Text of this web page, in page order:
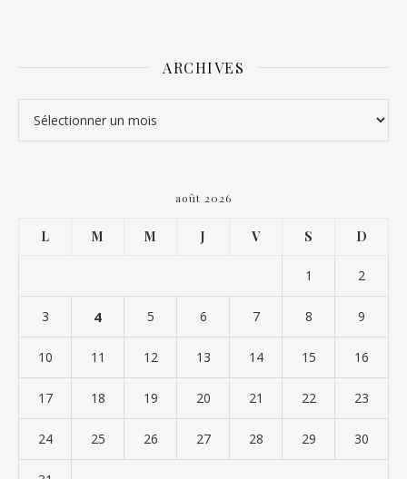
ARCHIVES
août 2026
L M M J V S D
1 2
3 4 5 6 7 8 9
10 11 12 13 14 15 16
17 18 19 20 21 22 23
24 25 26 27 28 29 30